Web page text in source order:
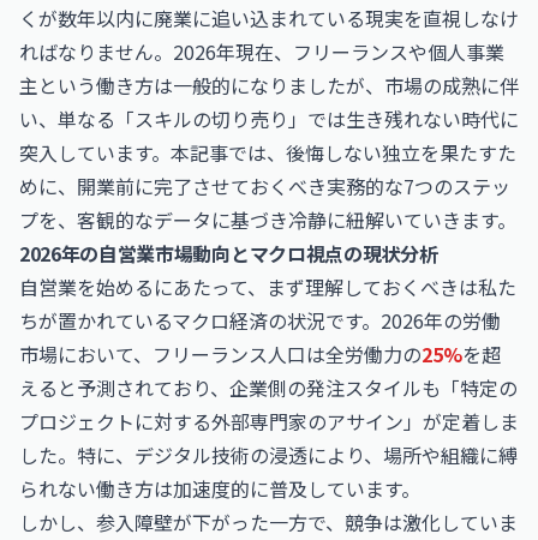
くが数年以内に廃業に追い込まれている現実を直視しなけ
ればなりません。2026年現在、フリーランスや個人事業
主という働き方は一般的になりましたが、市場の成熟に伴
い、単なる「スキルの切り売り」では生き残れない時代に
突入しています。本記事では、後悔しない独立を果たすた
めに、開業前に完了させておくべき実務的な7つのステッ
プを、客観的なデータに基づき冷静に紐解いていきます。
2026年の自営業市場動向とマクロ視点の現状分析
自営業を始めるにあたって、まず理解しておくべきは私た
ちが置かれているマクロ経済の状況です。2026年の労働
市場において、フリーランス人口は全労働力の25%を超
えると予測されており、企業側の発注スタイルも「特定の
プロジェクトに対する外部専門家のアサイン」が定着しま
した。特に、デジタル技術の浸透により、場所や組織に縛
られない働き方は加速度的に普及しています。
しかし、参入障壁が下がった一方で、競争は激化していま